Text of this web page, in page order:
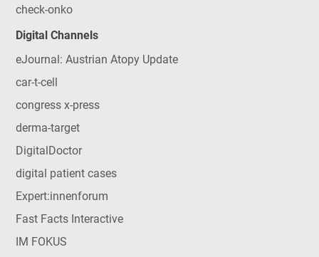
check-onko
Digital Channels
eJournal: Austrian Atopy Update
car-t-cell
congress x-press
derma-target
DigitalDoctor
digital patient cases
Expert:innenforum
Fast Facts Interactive
IM FOKUS